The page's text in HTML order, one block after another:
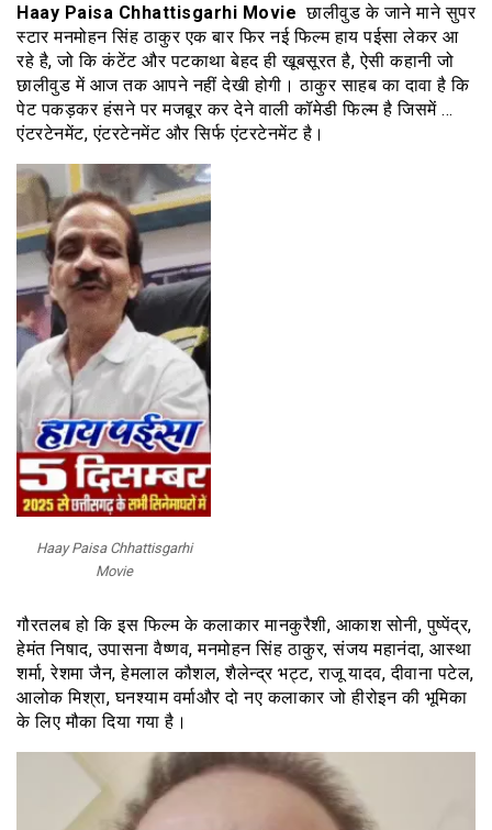
Haay Paisa Chhattisgarhi Movieछालीवुड के जाने माने सुपर
स्टार मनमोहन सिंह ठाकुर एक बार फिर नई फिल्म हाय पईसा लेकर आ
रहे है, जो कि कंटेंट और पटकाथा बेहद ही खूबसूरत है, ऐसी कहानी जो
छालीवुड में आज तक आपने नहीं देखी होगी। ठाकुर साहब का दावा है कि
पेट पकड़कर हंसने पर मजबूर कर देने वाली कॉमेडी फिल्म है जिसमें …
एंटरटेनमेंट, एंटरटेनमेंट और सिर्फ एंटरटेनमेंट है।
Haay Paisa Chhattisgarhi
Movie
गौरतलब हो कि इस फिल्म के कलाकार मानकुरैशी, आकाश सोनी, पुष्पेंद्र,
हेमंत निषाद, उपासना वैष्णव, मनमोहन सिंह ठाकुर, संजय महानंदा, आस्था
शर्मा, रेशमा जैन, हेमलाल कौशल, शैलेन्द्र भट्ट, राजू यादव, दीवाना पटेल,
आलोक मिश्रा, घनश्याम वर्माऔर दो नए कलाकार जो हीरोइन की भूमिका
के लिए मौका दिया गया है।